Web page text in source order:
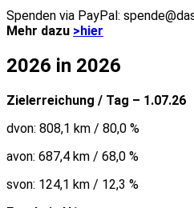
Spenden via PayPal:
Mehr dazu >hier
2026 in 2026
Zielerreichung / Tag – 1.07.26
dvon: 808,1 km / 80,0 %
avon: 687,4 km / 68,0 %
svon: 124,1 km / 12,3 %